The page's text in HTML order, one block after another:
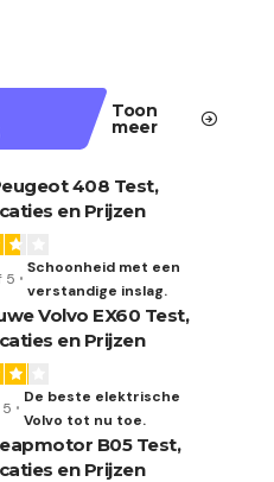
Toon
meer
408 Test,
en Prijzen
5
Schoonheid met een
verstandige inslag.
Volvo EX60 Test,
en Prijzen
De beste elektrische
Volvo tot nu toe.
B05 Test,
en Prijzen